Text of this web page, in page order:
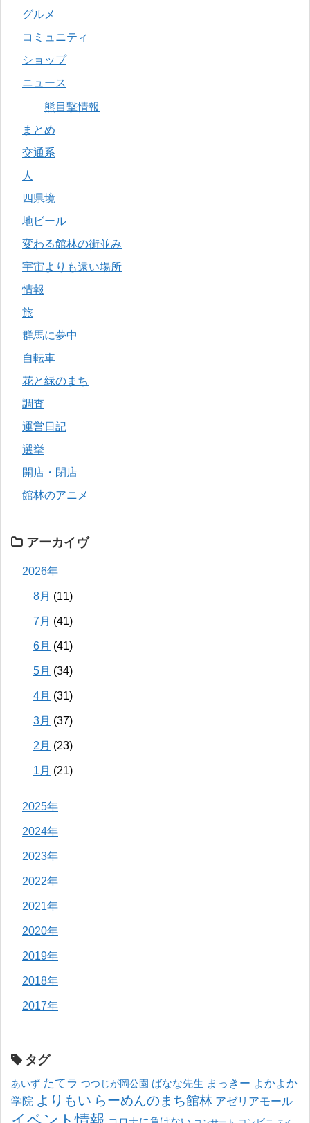
グルメ
コミュニティ
ショップ
ニュース
熊目撃情報
まとめ
交通系
人
四県境
地ビール
変わる館林の街並み
宇宙よりも遠い場所
情報
旅
群馬に夢中
自転車
花と緑のまち
調査
運営日記
選挙
開店・閉店
館林のアニメ
アーカイヴ
2026年
8月 (11)
7月 (41)
6月 (41)
5月 (34)
4月 (31)
3月 (37)
2月 (23)
1月 (21)
2025年
2024年
2023年
2022年
2021年
2020年
2019年
2018年
2017年
タグ
あいず たてラ つつじが岡公園 ばなな先生 まっきー よかよか
学院 よりもい らーめんのまち館林 アゼリアモール